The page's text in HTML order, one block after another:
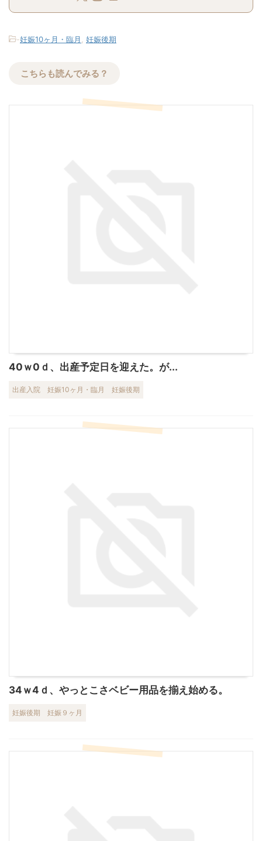
-妊娠10ヶ月・臨月 妊娠後期
こちらも読んでみる？
40ｗ0ｄ、出産予定日を迎えた。が...
出産入院 妊娠10ヶ月・臨月 妊娠後期
34ｗ4ｄ、やっとこさベビー用品を揃え始める。
妊娠後期 妊娠９ヶ月